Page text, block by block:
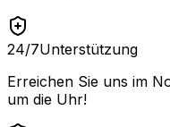
24/7Unterstützung
Erreichen Sie uns im
um die Uhr!